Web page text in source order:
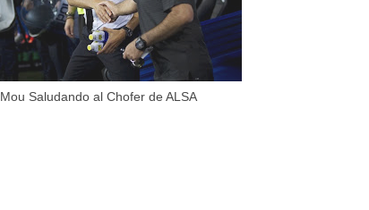
Mou Saludando al Chofer de ALSA